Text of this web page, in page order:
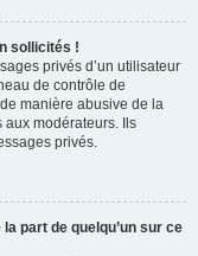
sollicités !
privés d’un utilisateur
de contrôle de
manière abusive de la
aux modérateurs. Ils
privés.
part de quelqu’un sur ce